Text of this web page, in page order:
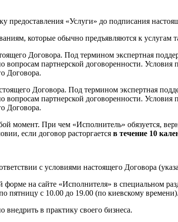
«Услуги» до подписания
которые обычно предъявляются к услугам
Договора. Под термином экспертная
вопросам партнерской договоренности.
Договора.
Договора. Под термином экспертная
вопросам партнерской договоренности.
Договора.
момент. При чем «Исполнитель» обязуется,
если договор расторгается в течение 10
с условиями настоящего Договора
на сайте «Исполнителя» в специальном
пятницу с 10.00 до 19.00 (по киевскому времени).
внедрить в практику своего бизнеса.